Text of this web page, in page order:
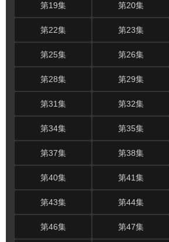
第19集 第20集
第22集 第23集
第25集 第26集
第28集 第29集
第31集 第32集
第34集 第35集
第37集 第38集
第40集 第41集
第43集 第44集
第46集 第47集